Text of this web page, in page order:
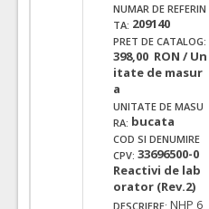
NUMAR DE REFERIN
TA: 209140
PRET DE CATALOG:
398,00 RON / Un
itate de masur
a
UNITATE DE MASU
RA: bucata
COD SI DENUMIRE
CPV: 33696500-0
Reactivi de lab
orator (Rev.2)
DESCRIERE: NHP 6